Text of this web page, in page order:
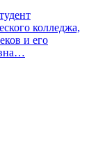
колледжа,
и его